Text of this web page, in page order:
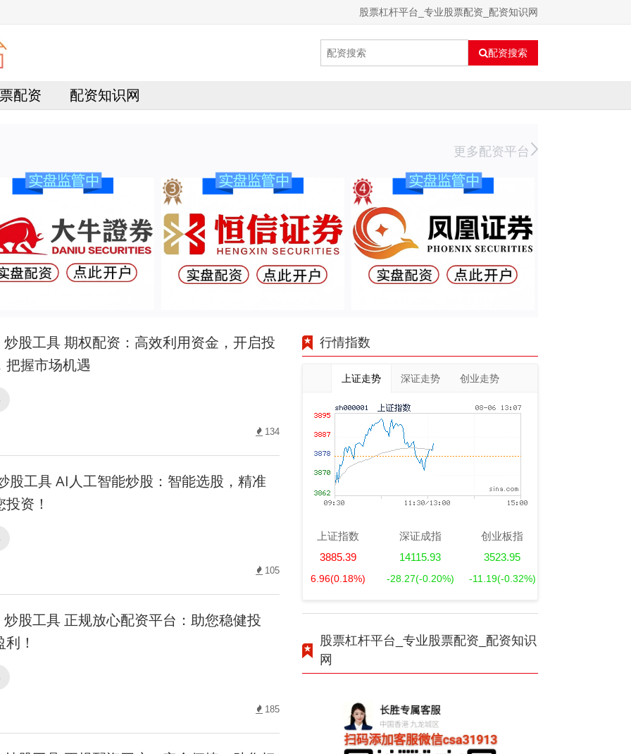
股票杠杆平台_专业股票配资_配资知识网
配资搜索
配资 配资知识网
更多配资平台
炒股工具 期权配资：高效利用资金，开启投
把握市场机遇
134
股工具 AI人工智能炒股：智能选股，精准
资！
105
炒股工具 正规放心配资平台：助您稳健投
！
185
行情指数
上证走势 深证走势 创业走势
上证指数
3885.39
6.96(0.18%)
深证成指
14115.93
-28.27(-0.20%)
创业板指
3523.95
-11.19(-0.32%)
股票杠杆平台_专业股票配资_配资知识
网